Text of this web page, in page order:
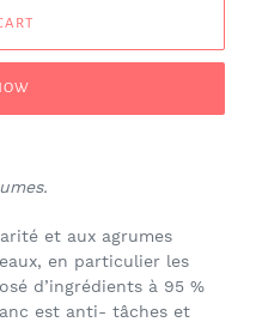
et aux agrumes
en particulier les
d’ingrédients à 95 %
est anti- tâches et